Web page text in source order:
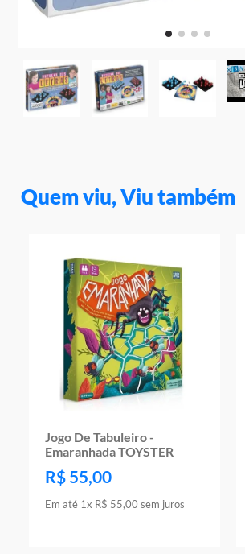
Quem viu, Viu também
Jogo De Tabuleiro -
Emaranhada TOYSTER
R$ 55,00
Em até 1x R$ 55,00 sem juros